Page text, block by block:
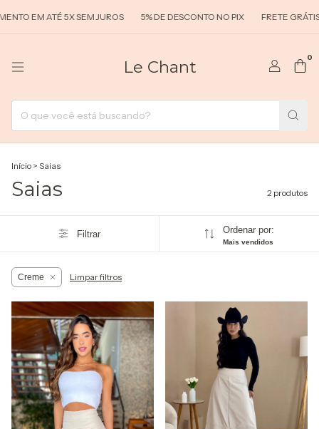
EM ATÉ 5X SEM JUROS 5% DE DESCONTO NO PIX FRETE
Le Chant 0
Início > Saias
Saias 2 produtos
Filtrar Ordenar por:
Mais vendidos
Creme Limpar filtros